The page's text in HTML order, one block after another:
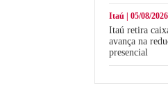
Itaú | 05/08/2026
Itaú retira
avança na
presencial